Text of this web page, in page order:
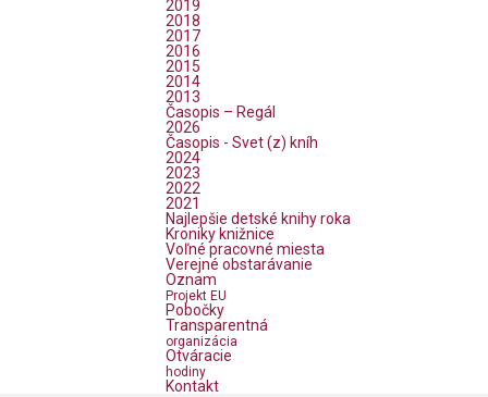
2019
2018
2017
2016
2015
2014
2013
Časopis – Regál
2026
Časopis - Svet (z) kníh
2024
2023
2022
2021
Najlepšie detské knihy roka
Kroniky knižnice
Voľné pracovné miesta
Verejné obstarávanie
Oznam
Projekt EU
Pobočky
Transparentná
organizácia
Otváracie
hodiny
Kontakt